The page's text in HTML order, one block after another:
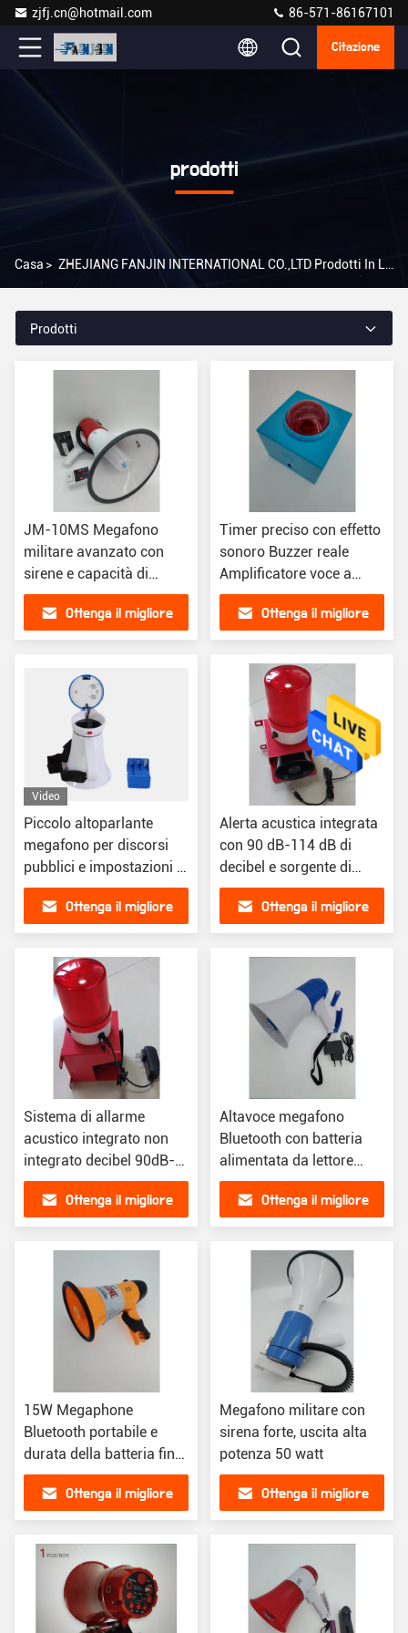
zjfj.cn@hotmail.com 86-571-86167101
Citazione
prodotti
Casa > ZHEJIANG FANJIN INTERNATIONAL CO.,LTD Prodotti In Linea
Prodotti
JM-10MS Megafono
militare avanzato con
sirene e capacità di
registrazione
Ottenga il migliore
Timer preciso con effetto
sonoro Buzzer reale
Amplificatore voce a
colori per il gioco e la
competizione di gioco
Ottenga il migliore
Video
Piccolo altoparlante
megafono per discorsi
pubblici e impostazioni in
classe
Ottenga il migliore
Alerta acustica integrata
con 90 dB-114 dB di
decibel e sorgente di
alimentazione AC220V o
DC12/24VOttenga il migliore
Sistema di allarme
acustico integrato non
integrato decibel 90dB-
114dB Metodo di
avvertimento Luce
acustica AC220V O
DC12/24V
Ottenga il migliore
Altavoce megafono
Bluetooth con batteria
alimentata da lettore
MP3 USB
Ottenga il migliore
15W Megaphone
Bluetooth portabile e
durata della batteria fino
a 8 ore 300 metri di
autonomiaOttenga il migliore
Megafono militare con
sirena forte, uscita alta
potenza 50 watt
Ottenga il migliore